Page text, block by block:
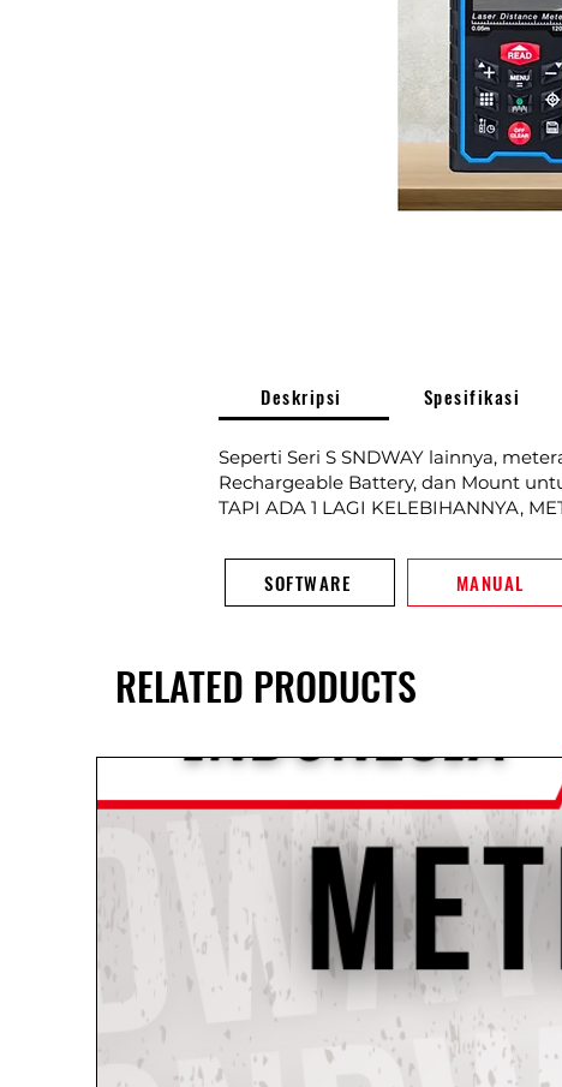
Deskripsi Spesifikasi
Seperti Seri S SNDWAY lainnya,
Rechargeable Battery, dan Mount
TAPI ADA 1 LAGI KELEBIHANNYA,
SOFTWARE MANUAL
RELATED PRODUCTS